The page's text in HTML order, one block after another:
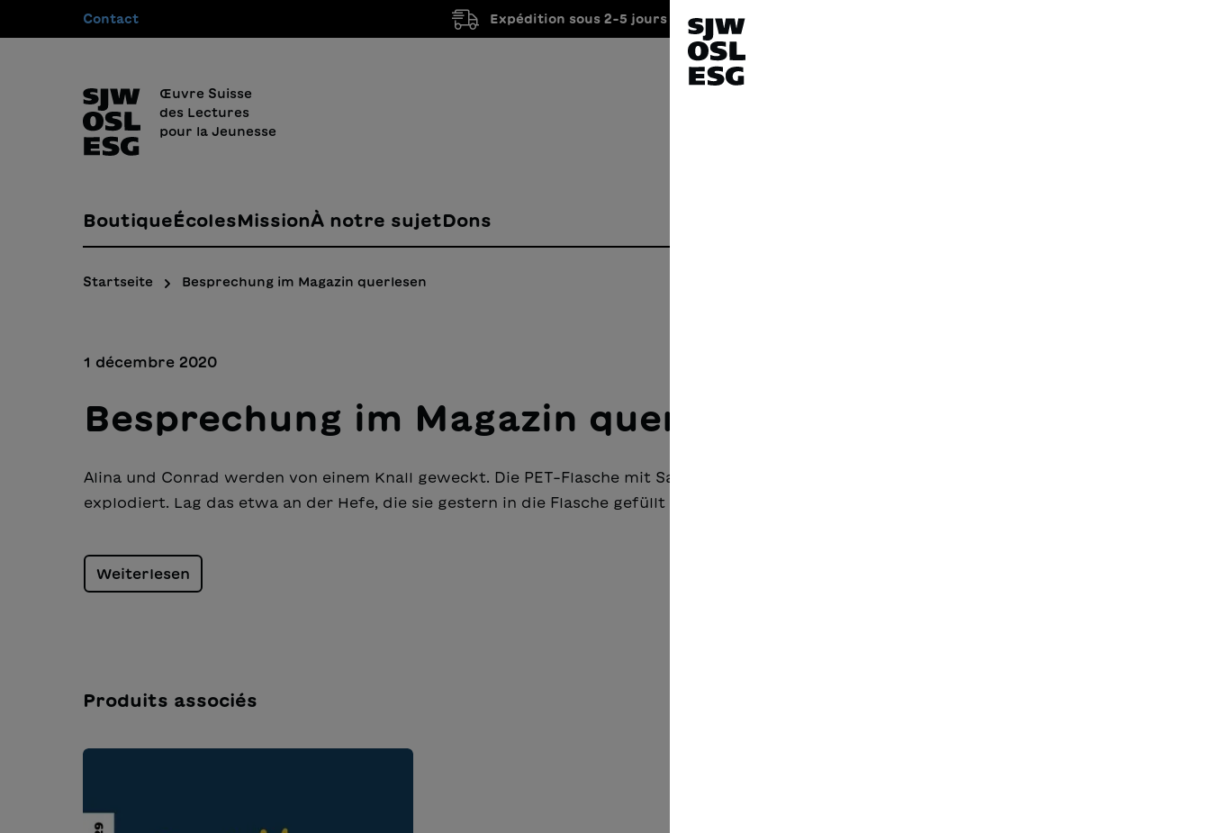
Passer à la navigation principale
Contact Expédition sous 2-5 jours ouvrés
Œuvre Suisse
des Lectures
pour la Jeunesse
BoutiqueÉcolesMissionÀ notre sujetDons
Startseite Besprechung im Magazin querlesen
1 décembre 2020
Besprechung im Magazin querlesen
Alina und Conrad werden von einem Knall geweckt. Die PET-Flasche mit Saft ist in der Küche
explodiert. Lag das etwa an der Hefe, die sie gestern in die Flasche gefüllt haben?
Weiterlesen
Produits associés